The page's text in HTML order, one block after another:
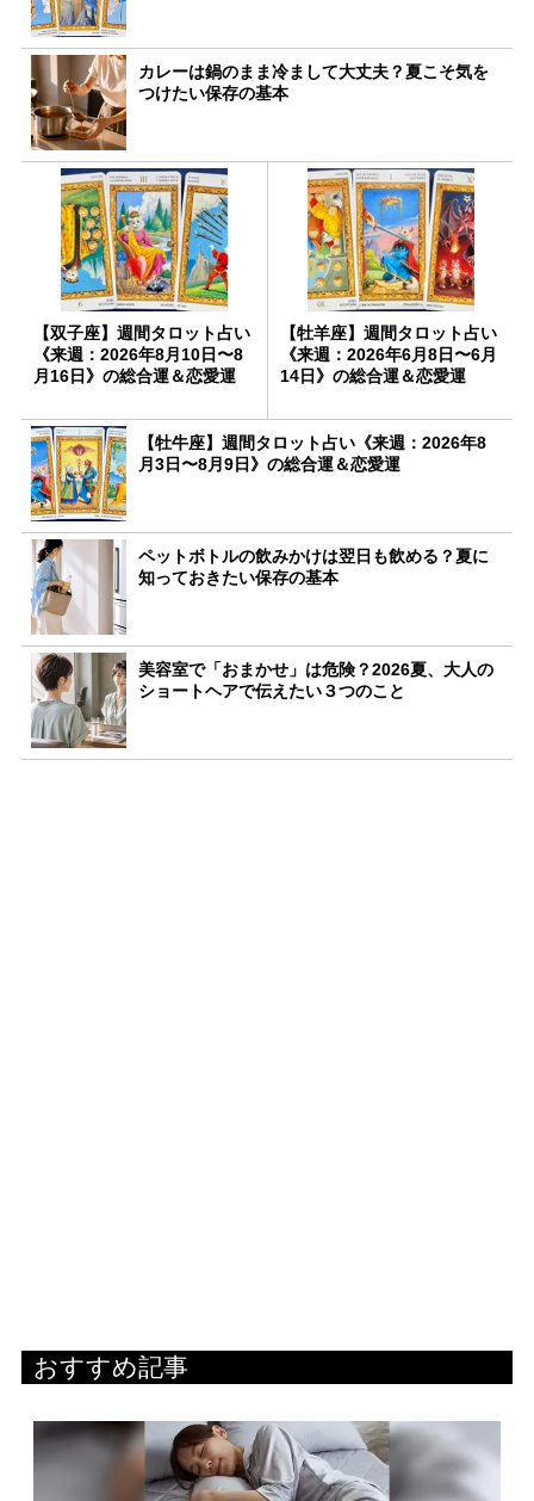
カレーは鍋のまま冷まして大丈夫？夏こそ気を
つけたい保存の基本
【双子座】週間タロット占い
《来週：2026年8月10日〜8
月16日》の総合運＆恋愛運
【牡羊座】週間タロット占い
《来週：2026年6月8日〜6月
14日》の総合運＆恋愛運
【牡牛座】週間タロット占い《来週：2026年8
月3日〜8月9日》の総合運＆恋愛運
ペットボトルの飲みかけは翌日も飲める？夏に
知っておきたい保存の基本
美容室で「おまかせ」は危険？2026夏、大人の
ショートヘアで伝えたい３つのこと
おすすめ記事